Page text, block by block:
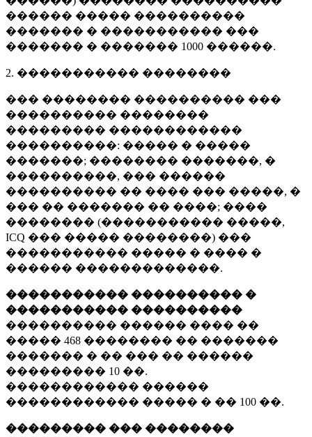
������ ����� ����������
������� � ����������� ���
������� � ������� 1000 ������.
2. ����������� ��������
��� �������� ���������� ���
���������� ��������
��������� ������������
����������: ����� � �����
�������; �������� �������, �
����������, ��� ������
���������� �� ���� ��� �����, �
��� �� ������� �� ����; ����
�������� (����������� �����,
ICQ ��� ����� ��������) ���
����������� ����� � ���� �
������ �������������.
����������� ���������� �
����������� ����������
���������� ������ ���� ��
����� 468 �������� �� �������
������� � �� ��� �� ������
��������� 10 ��.
������������ ������
������������ ����� � �� 100 ��.
��������� ��� ��������